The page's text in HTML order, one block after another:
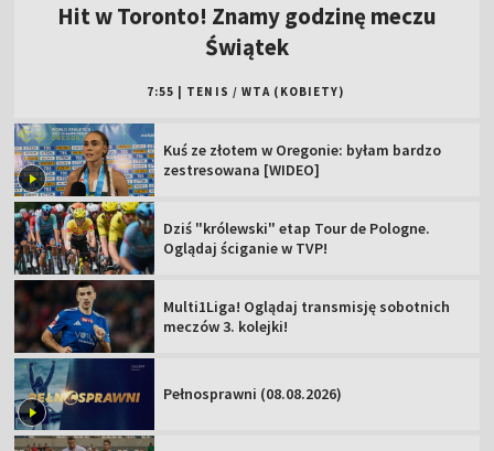
Hit w Toronto! Znamy godzinę meczu
Świątek
7:55 TENIS / WTA (KOBIETY)
Kuś ze złotem w Oregonie: byłam bardzo
zestresowana [WIDEO]
Dziś "królewski" etap Tour de Pologne.
Oglądaj ściganie w TVP!
Multi1Liga! Oglądaj transmisję sobotnich
meczów 3. kolejki!
Pełnosprawni (08.08.2026)